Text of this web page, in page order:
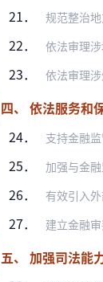
21． 规范整治地
22． 依法审理涉
23． 依法审理涉
四、 依法服务和
24．
支持金融监
25． 加强与金融
26． 有效引入外
27． 建立金融审
五、 加强司法能